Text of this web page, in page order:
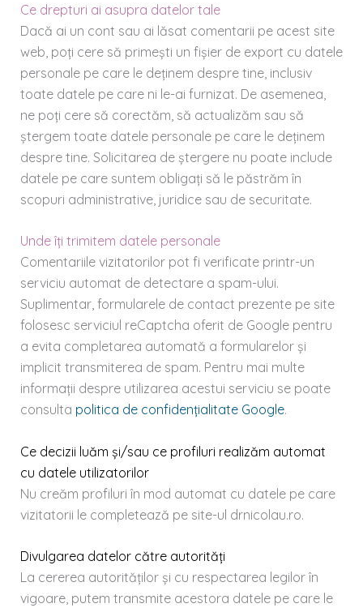
Ce drepturi ai asupra datelor tale
Dacă ai un cont sau ai lăsat comentarii pe acest site
web, poți cere să primești un fișier de export cu datele
personale pe care le deținem despre tine, inclusiv
toate datele pe care ni le-ai furnizat. De asemenea,
ne poți cere să corectăm, să actualizăm sau să
ștergem toate datele personale pe care le deținem
despre tine. Solicitarea de ștergere nu poate include
datele pe care suntem obligați să le păstrăm în
scopuri administrative, juridice sau de securitate.
Unde îți trimitem datele personale
Comentariile vizitatorilor pot fi verificate printr-un
serviciu automat de detectare a spam-ului.
Suplimentar, formularele de contact prezente pe site
folosesc serviciul reCaptcha oferit de Google pentru
a evita completarea automată a formularelor și
implicit transmiterea de spam. Pentru mai multe
informații despre utilizarea acestui serviciu se poate
consulta politica de confidențialitate Google.
Ce decizii luăm și/sau ce profiluri realizăm automat
cu datele utilizatorilor
Nu creăm profiluri în mod automat cu datele pe care
vizitatorii le completează pe site-ul drnicolau.ro.
Divulgarea datelor către autorități
La cererea autorităților și cu respectarea legilor în
vigoare, putem transmite acestora datele pe care le